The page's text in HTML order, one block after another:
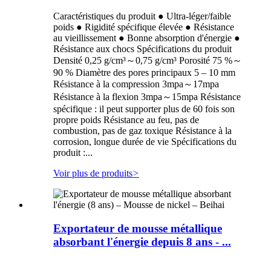
Caractéristiques du produit ● Ultra-léger/faible
poids ● Rigidité spécifique élevée ● Résistance
au vieillissement ● Bonne absorption d'énergie ●
Résistance aux chocs Spécifications du produit
Densité 0,25 g/cm³～0,75 g/cm³ Porosité 75 %～
90 % Diamètre des pores principaux 5 – 10 mm
Résistance à la compression 3mpa～17mpa
Résistance à la flexion 3mpa～15mpa Résistance
spécifique : il peut supporter plus de 60 fois son
propre poids Résistance au feu, pas de
combustion, pas de gaz toxique Résistance à la
corrosion, longue durée de vie Spécifications du
produit :...
Voir plus de produits>
Exportateur de mousse métallique
absorbant l'énergie depuis 8 ans - ...